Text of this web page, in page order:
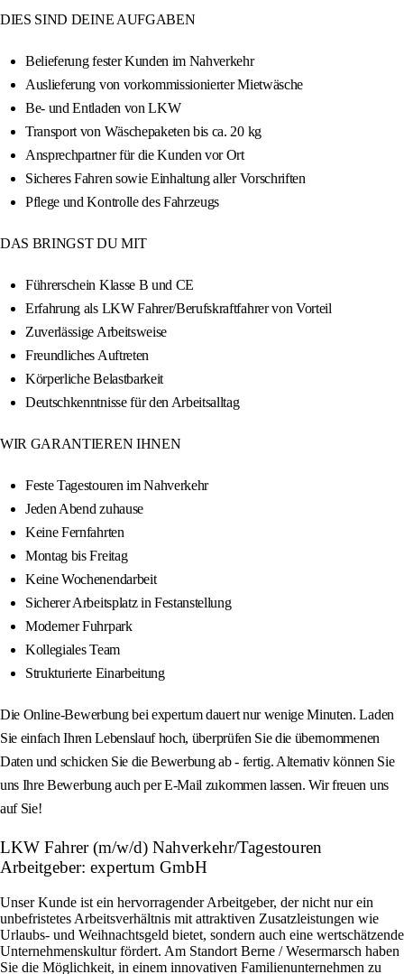
DIES SIND DEINE AUFGABEN
Belieferung fester Kunden im Nahverkehr
Auslieferung von vorkommissionierter Mietwäsche
Be- und Entladen von LKW
Transport von Wäschepaketen bis ca. 20 kg
Ansprechpartner für die Kunden vor Ort
Sicheres Fahren sowie Einhaltung aller Vorschriften
Pflege und Kontrolle des Fahrzeugs
DAS BRINGST DU MIT
Führerschein Klasse B und CE
Erfahrung als LKW Fahrer/Berufskraftfahrer von Vorteil
Zuverlässige Arbeitsweise
Freundliches Auftreten
Körperliche Belastbarkeit
Deutschkenntnisse für den Arbeitsalltag
WIR GARANTIEREN IHNEN
Feste Tagestouren im Nahverkehr
Jeden Abend zuhause
Keine Fernfahrten
Montag bis Freitag
Keine Wochenendarbeit
Sicherer Arbeitsplatz in Festanstellung
Moderner Fuhrpark
Kollegiales Team
Strukturierte Einarbeitung
Die Online-Bewerbung bei expertum dauert nur wenige Minuten. Laden
Sie einfach Ihren Lebenslauf hoch, überprüfen Sie die übernommenen
Daten und schicken Sie die Bewerbung ab - fertig. Alternativ können Sie
uns Ihre Bewerbung auch per E-Mail zukommen lassen. Wir freuen uns
auf Sie!
LKW Fahrer (m/w/d) Nahverkehr/Tagestouren
Arbeitgeber: expertum GmbH
Unser Kunde ist ein hervorragender Arbeitgeber, der nicht nur ein
unbefristetes Arbeitsverhältnis mit attraktiven Zusatzleistungen wie
Urlaubs- und Weihnachtsgeld bietet, sondern auch eine wertschätzende
Unternehmenskultur fördert. Am Standort Berne / Wesermarsch haben
Sie die Möglichkeit, in einem innovativen Familienunternehmen zu